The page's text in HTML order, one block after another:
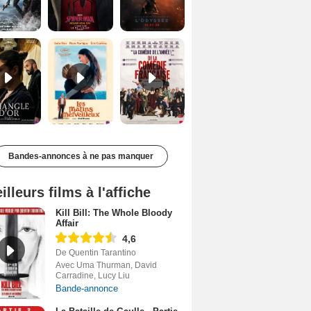
Le Triangle d'or Bande-annonce VF De la Comédie-Française Teaser VF
Bandes-annonces à ne pas manquer
films à l'affiche
Kill Bill: The Whole Bloody
Affair
4,6
De Quentin Tarantino
Avec Uma Thurman, David
Carradine, Lucy Liu
Bande-annonce